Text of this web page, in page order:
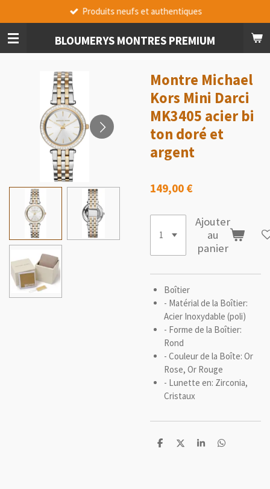
au
contenu
principal
BLOUMERYS MONTRES PREMIUM
Produits neufs et authentiques
Montre Michael
Kors Mini Darci
MK3405 acier bi
ton doré et
argent
149,00 €
Ajouter
au
panier
Boîtier
- Matérial de la Boîtier:
Acier Inoxydable (poli)
- Forme de la Boîtier:
Rond
- Couleur de la Boîte: Or
Rose, Or Rouge
- Lunette en: Zirconia,
Cristaux
P
P
P
P